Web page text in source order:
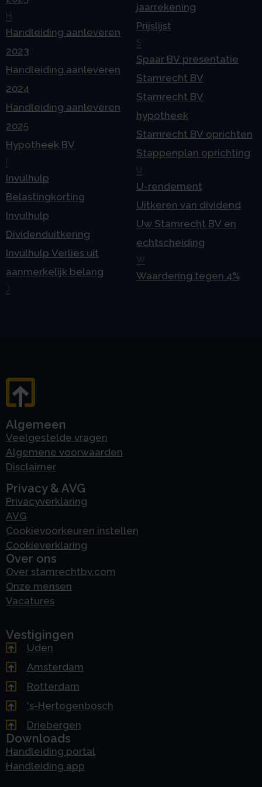
H
Handleiding aanleveren
2023
Handleiding aanleveren
2024
Handleiding aanleveren
2025
Hypotheek BV
Invulhulp
Belastingkorting
Invulhulp
Dividenduitkering
Invulhulp Verlies uit
aanmerkelijk belang
jaarrekening
Prijslijst
S
Spaar BV presentatie
Stamrecht BV
Stamrecht BV
hypotheek
Stamrecht BV oprichten
Stappenplan oprichting
U
U-rendement
Uitkeren van dividend
Uw Stamrecht BV en
echtscheiding
W
Waardering tegen 4%
Algemeen
Veelgestelde vragen
Algemene voorwaarden
Disclaimer
Privacy & AVG
Privacyverklaring
AVG
Cookievoorkeuren instellen
Cookieverklaring
Over ons
Over stamrechtbv.com
Onze mensen
Vacatures
Vestigingen
Uden
Amsterdam
Rotterdam
's-Hertogenbosch
Driebergen
Downloads
Handleiding portal
Handleiding app